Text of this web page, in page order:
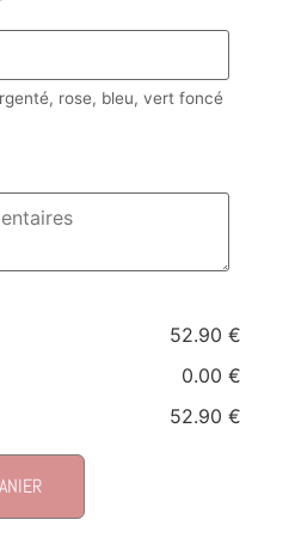
rose, bleu, vert foncé
52.90 €
0.00 €
52.90 €